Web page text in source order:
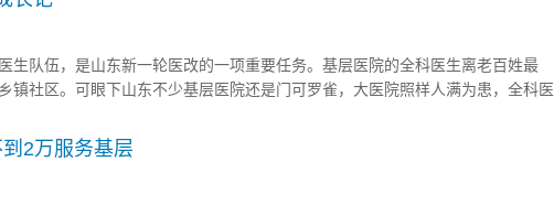
队伍，是山东新一轮医改的一项重要任务。基层医院的全科医生离老百姓最
镇社区。可眼下山东不少基层医院还是门可罗雀，大医院照样人满为患，全科医
25个科室的系统培训，呼吸内科是...
2万服务基层